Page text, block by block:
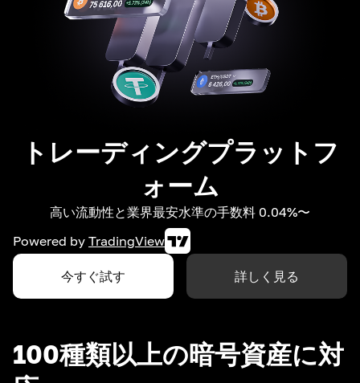
トレーディングプラットフ
ォーム
高い流動性と業界最安水準の手数料 0.04%〜
Powered by TradingView
今すぐ試す 詳しく見る
100種類以上の暗号資産に対